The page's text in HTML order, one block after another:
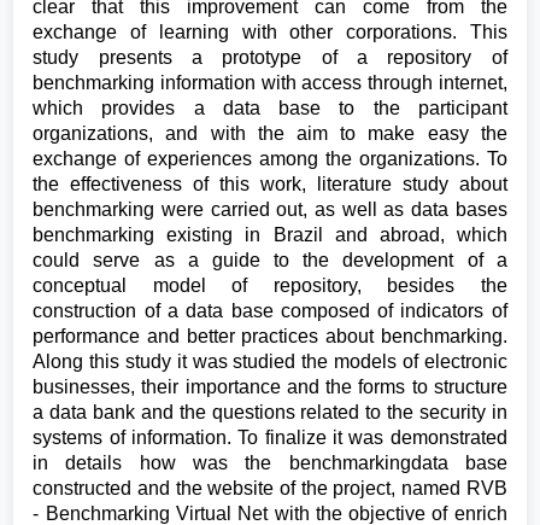
clear that this improvement can come from the
exchange of learning with other corporations. This
study presents a prototype of a repository of
benchmarking information with access through internet,
which provides a data base to the participant
organizations, and with the aim to make easy the
exchange of experiences among the organizations. To
the effectiveness of this work, literature study about
benchmarking were carried out, as well as data bases
benchmarking existing in Brazil and abroad, which
could serve as a guide to the development of a
conceptual model of repository, besides the
construction of a data base composed of indicators of
performance and better practices about benchmarking.
Along this study it was studied the models of electronic
businesses, their importance and the forms to structure
a data bank and the questions related to the security in
systems of information. To finalize it was demonstrated
in details how was the benchmarkingdata base
constructed and the website of the project, named RVB
- Benchmarking Virtual Net with the objective of enrich